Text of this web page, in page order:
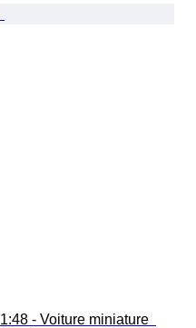
1:48 - Voiture miniature